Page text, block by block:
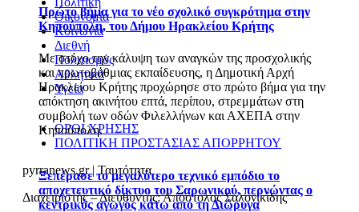
Πρώτο βήμα για το νέο σχολικό συγκρότημα στην
Κηπούπολη, του Δήμου Ηρακλείου Κρήτης
Με στόχο την κάλυψη των αναγκών της προσχολικής
και πρωτοβάθμιας εκπαίδευσης, η Δημοτική Αρχή
Ηρακλείου Κρήτης προχώρησε στο πρώτο βήμα για την
απόκτηση ακινήτου επτά, περίπου, στρεμμάτων στη
συμβολή των οδών Φιλελλήνων και ΑΧΕΠΑ στην
Κηπούπολη.
Ξεπέρασε το μεγαλύτερο τεχνικό εμπόδιο το
αποχετευτικό δίκτυο του Σαρωνικού, περνώντας ο
κεντρικός αγωγός κάτω από τη Διώρυγα
Οικονομία
Κοινωνία
Διεθνή
Πολιτισμός
Αθλητικά
Υγεία
ΟΡΟΙ ΧΡΗΣΗΣ
ΠΟΛΙΤΙΚΗ ΠΡΟΣΤΑΣΙΑΣ ΑΠΟΡΡΗΤΟΥ
pyrranews.gr | Ταυτότητα
Διαχειριστής – Διευθυντής: Απόστολος Σαλονικίδης